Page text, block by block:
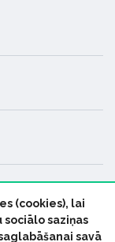
(cookies), lai
saziņas
savā